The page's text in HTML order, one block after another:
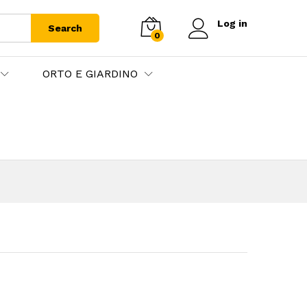
Search
0
Log in
ORTO E GIARDINO